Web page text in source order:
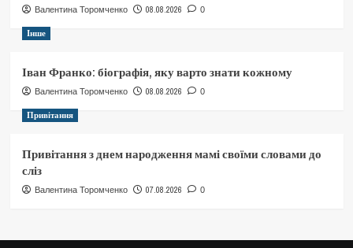
Валентина Торомченко 08.08.2026 0
Інше
Іван Франко: біографія, яку варто знати кожному
Валентина Торомченко 08.08.2026 0
Привітання
Привітання з днем народження мамі своїми словами до
сліз
Валентина Торомченко 07.08.2026 0